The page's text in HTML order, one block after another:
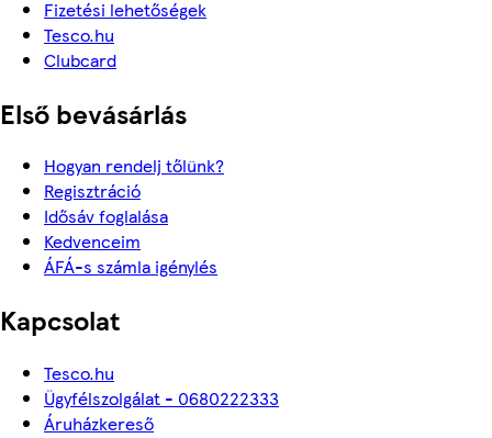
Fizetési lehetőségek
Tesco.hu
Clubcard
Első bevásárlás
Hogyan rendelj tőlünk?
Regisztráció
Idősáv foglalása
Kedvenceim
ÁFÁ-s számla igénylés
Kapcsolat
Tesco.hu
Ügyfélszolgálat - 0680222333
Áruházkereső